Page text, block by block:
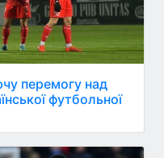
перемогу над
футбольної